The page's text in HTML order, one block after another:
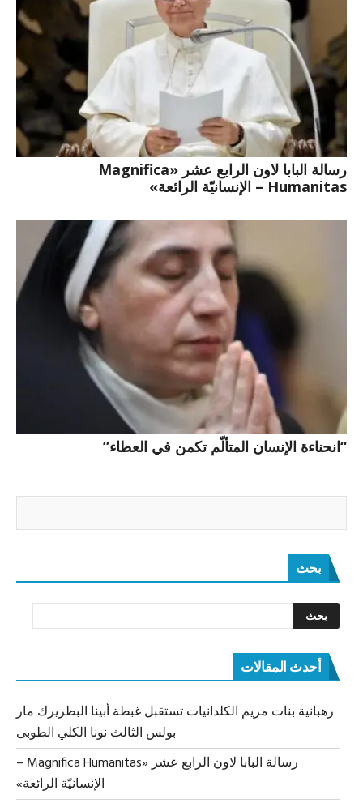
رسالة البابا لاون الرابع عشر «Magnifica
Humanitas – الإنسانيّة الرائعة»
“انحناءة الإنسان المتألّم تكمن في العطاء”
بحث
أحدث المقالات
رهبانية بنات مريم الكلدانيات تستقبل غبطة أبينا البطريرك مار
بولس الثالث نونا الكلي الطوبى
رسالة البابا لاون الرابع عشر «Magnifica Humanitas –
الإنسانيّة الرائعة»